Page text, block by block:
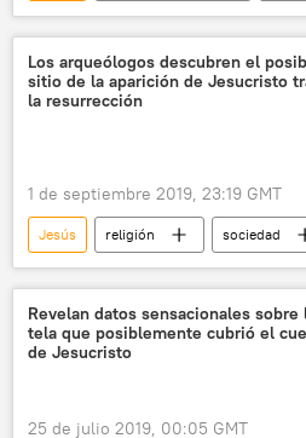
Jesucristo
Brasil
ataque
autores
noticias
Los arqueólogos descubren el
sitio de la aparición de Jesucristo
la resurrección
1 de septiembre 2019, 23:19 GMT
Jesús religión sociedad
Israel
Jerusalén
Jesús
Jesucristo
Revelan datos sensacionales sobre
tela que posiblemente cubrió el
de Jesucristo
25 de julio 2019, 00:05 GMT